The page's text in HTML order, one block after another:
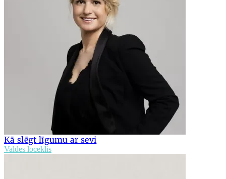
Kā slēgt līgumu ar sevi
Valdes loceklis